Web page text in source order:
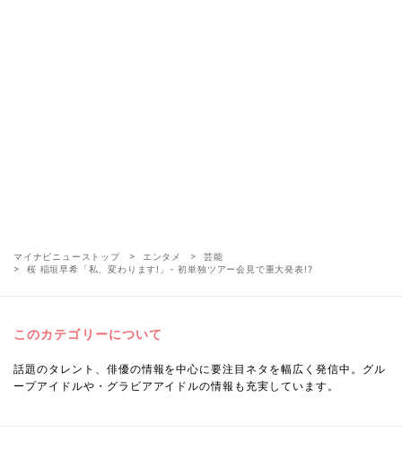
マイナビニューストップ エンタメ
芸能
桜 稲垣早希「私、変わります!」- 初単独ツアー会見で重大発表!?
このカテゴリーについて
話題のタレント、俳優の情報を中心に要注目ネタを幅広く発信中。グル
ープアイドルや・グラビアアイドルの情報も充実しています。